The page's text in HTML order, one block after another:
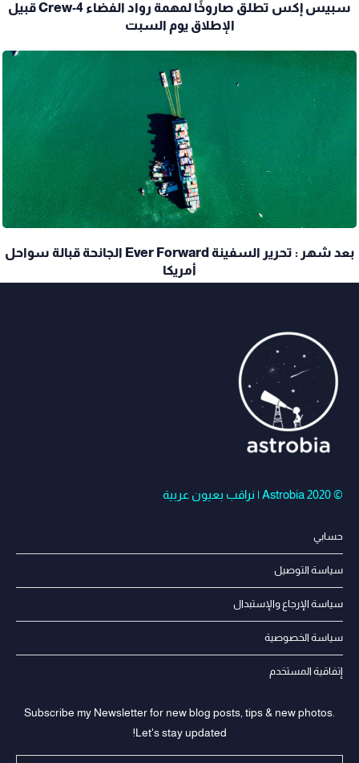
سبيس إكس تطلق صاروخًا لمهمة رواد الفضاء Crew-4 قبيل
الإطلاق يوم السبت
بعد شهر : تحرير السفينة Ever Forward الجانحة قبالة سواحل
أمريكا
© Astrobia 2020 | نراقب بعيون عربية
حسابي
سياسة التوصيل
سياسة الإرجاع والإستبدال
سياسة الخصوصية
إتفاقية المستخدم
Subscribe my Newsletter for new blog posts, tips & new photos.
Let's stay updated!